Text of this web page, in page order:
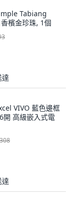
Tabiang
檳金珍珠, 1個
達
VIVO 藍色邊框
開 高級嵌入式電
達